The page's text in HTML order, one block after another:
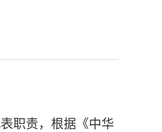
职责，根据《中华